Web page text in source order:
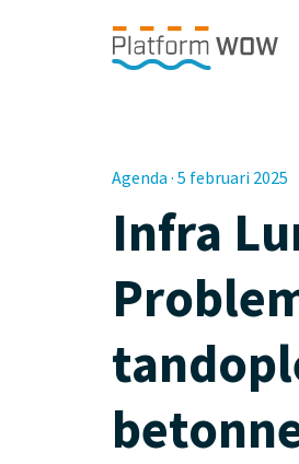
Agenda · 5 februari 2025
Infra